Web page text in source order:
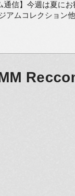
通信】今週は夏に
アムコレクション他